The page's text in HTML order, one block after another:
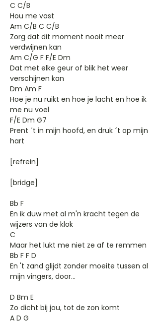
C C/B
Hou me vast
Am C/B C C/B
Zorg dat dit moment nooit meer
verdwijnen kan
Am C/G F F/E Dm
Dat met elke geur of blik het weer
verschijnen kan
Dm Am F
Hoe je nu ruikt en hoe je lacht en hoe ik
me nu voel
F/E Dm G7
Prent ´t in mijn hoofd, en druk ´t op mijn
hart
[refrein]
[bridge]
Bb F
En ik duw met al m'n kracht tegen de
wijzers van de klok
C
Maar het lukt me niet ze af te remmen
Bb F F D
En 't zand glijdt zonder moeite tussen al
mijn vingers, door...
D Bm E
Zo dicht bij jou, tot de zon komt
A D G